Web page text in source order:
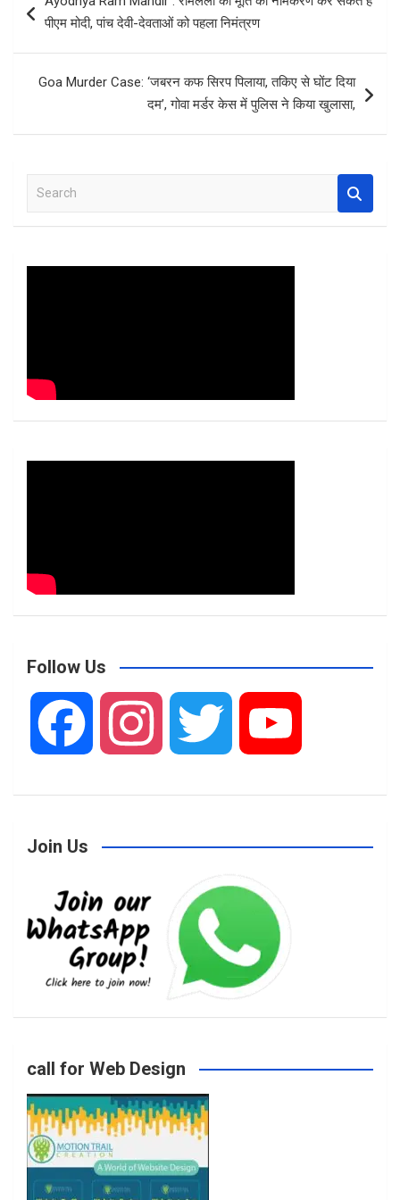
o
k
A
p
t
navigation
पीएम मोदी, पांच देवी-देवताओं को पहला निमंत्रण
Goa Murder Case: ‘जबरन कफ सिरप पिलाया, तकिए से घोंट दिया
दम’, गोवा मर्डर केस में पुलिस ने किया खुलासा,
a
Follow Us
e
b
o
k
s
r
a
i u
Join Us
call for Web Design